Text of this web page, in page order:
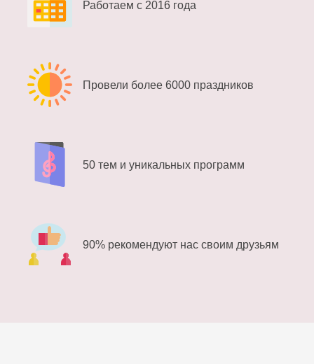
Работаем с 2016 года
Провели более 6000 праздников
50 тем и уникальных программ
90% рекомендуют нас своим друзьям